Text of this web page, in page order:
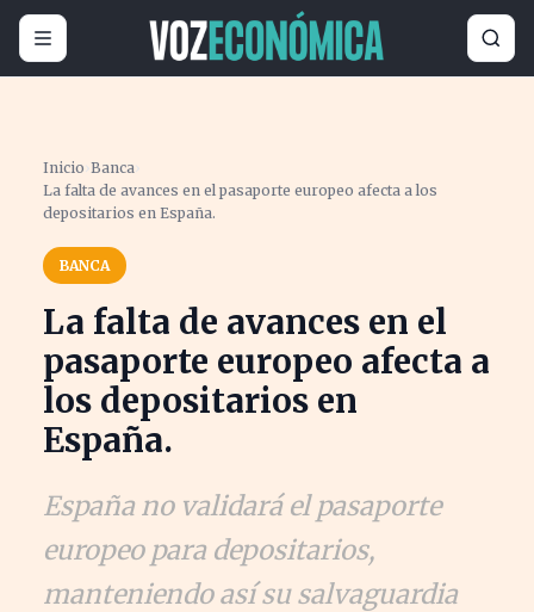
Inicio ›Banca›
La falta de avances en el pasaporte europeo afecta a los
depositarios en España.
BANCA
La falta de avances en el
pasaporte europeo afecta a
los depositarios en
España.
España no validará el pasaporte
europeo para depositarios,
manteniendo así su salvaguardia